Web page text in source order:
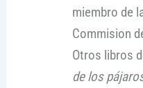
miembro de
Commision
Otros libros
de los